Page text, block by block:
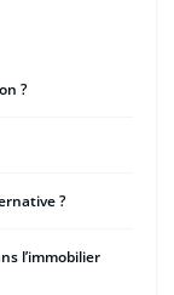
?
?
l’immobilier